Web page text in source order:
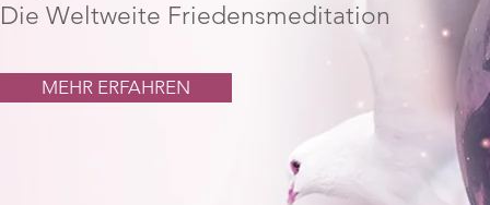
Die Weltweite Friedensmeditation
MEHR ERFAHREN